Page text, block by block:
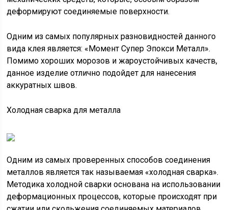
деформируют соединяемые поверхности.
Одним из самых популярных разновидностей данного
вида клея является: «Момент Супер Эпокси Металл».
Помимо хороших морозов и жароустойчивых качеств,
данное изделие отлично подойдет для нанесения
аккуратных швов.
Холодная сварка для металла
Одним из самых проверенных способов соединения
металлов является так называемая «холодная сварка».
Методика холодной сварки основана на использовании
деформационных процессов, которые происходят при